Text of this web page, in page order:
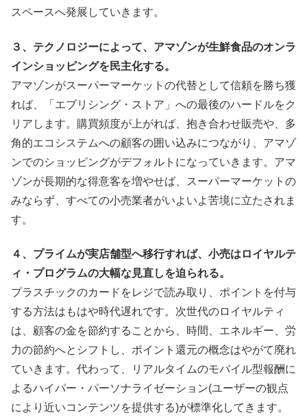
スペースへ発展していきます。
３、テクノロジーによって、アマゾンが生鮮食品のオンラ
インショッピングを民主化する。
アマゾンがスーパーマーケットの代替として信頼を勝ち獲
れば、「エブリシング・ストア」への最後のハードルをク
リアします。購買頻度が上がれば、抱き合わせ販売や、多
角的エコシステムへの顧客の囲い込みにつながり、アマゾ
ンでのショッピングがデフォルトになっていきます。アマ
ゾンが長期的な得意客を増やせば、スーパーマーケットの
みならず、すべての小売業者がいよいよ苦境に立たされま
す。
４、プライムが実店舗型へ移行すれば、小売はロイヤルテ
ィ・プログラムの大幅な見直しを迫られる。
プラスチックのカードをレジで読み取り、ポイントを付与
する方法はもはや時代遅れです。次世代のロイヤルティ
は、顧客の金を節約することから、時間、エネルギー、労
力の節約へとシフトし、ポイント還元の概念はやがて廃れ
ていきます。代わって、リアルタイムのモバイル型報酬に
よるハイパー・パーソナライゼーション(ユーザーの観点
により近いコンテンツを提供する)が標準化してきます。